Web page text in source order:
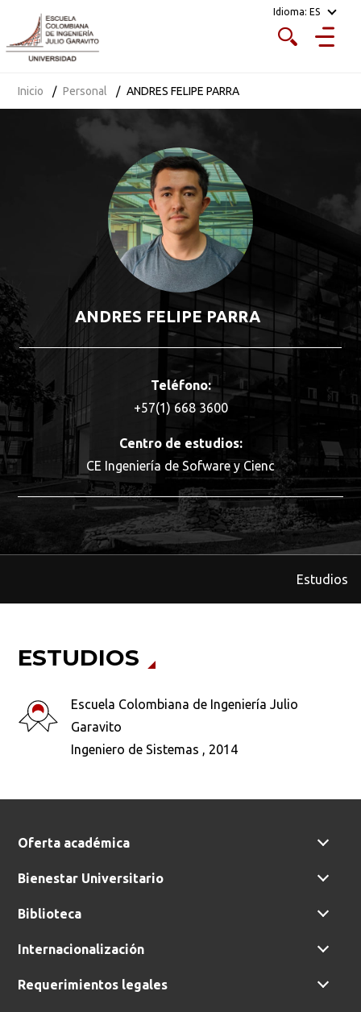
Idioma: ES
Inicio Personal ANDRES FELIPE PARRA
ANDRES FELIPE PARRA
Teléfono:
+57(1) 668 3600
Centro de estudios:
CE Ingeniería de Sofware y Cienc
Estudios
ESTUDIOS
Escuela Colombiana de Ingeniería Julio
Garavito
Ingeniero de Sistemas , 2014
Busca en la escuela
¿Qué buscas?
Buscar en: *
Ordenar por:
Oferta académica
Bienestar Universitario
Biblioteca
Internacionalización
Requerimientos legales